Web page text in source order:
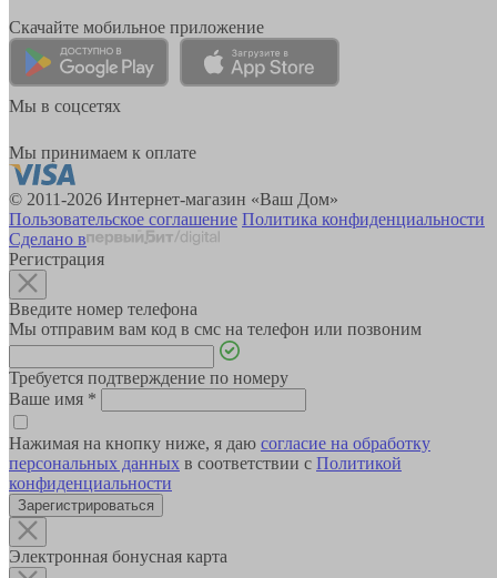
Скачайте мобильное приложение
Мы в соцсетях
Мы принимаем к оплате
© 2011-2026 Интернет-магазин «Ваш Дом»
Пользовательское соглашение Политика конфиденциальности
Сделано в
Регистрация
Введите номер телефона
Мы отправим вам код в смс на телефон или позвоним
Требуется подтверждение по номеру
Ваше имя *
Нажимая на кнопку ниже, я даю согласие на обработку
персональных данных в соответствии с Политикой
конфиденциальности
Зарегистрироваться
Электронная бонусная карта